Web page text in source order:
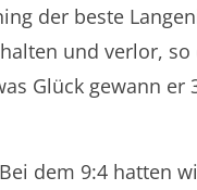
der beste
und verlor, so
Glück gewann er
dem 9:4 hatten